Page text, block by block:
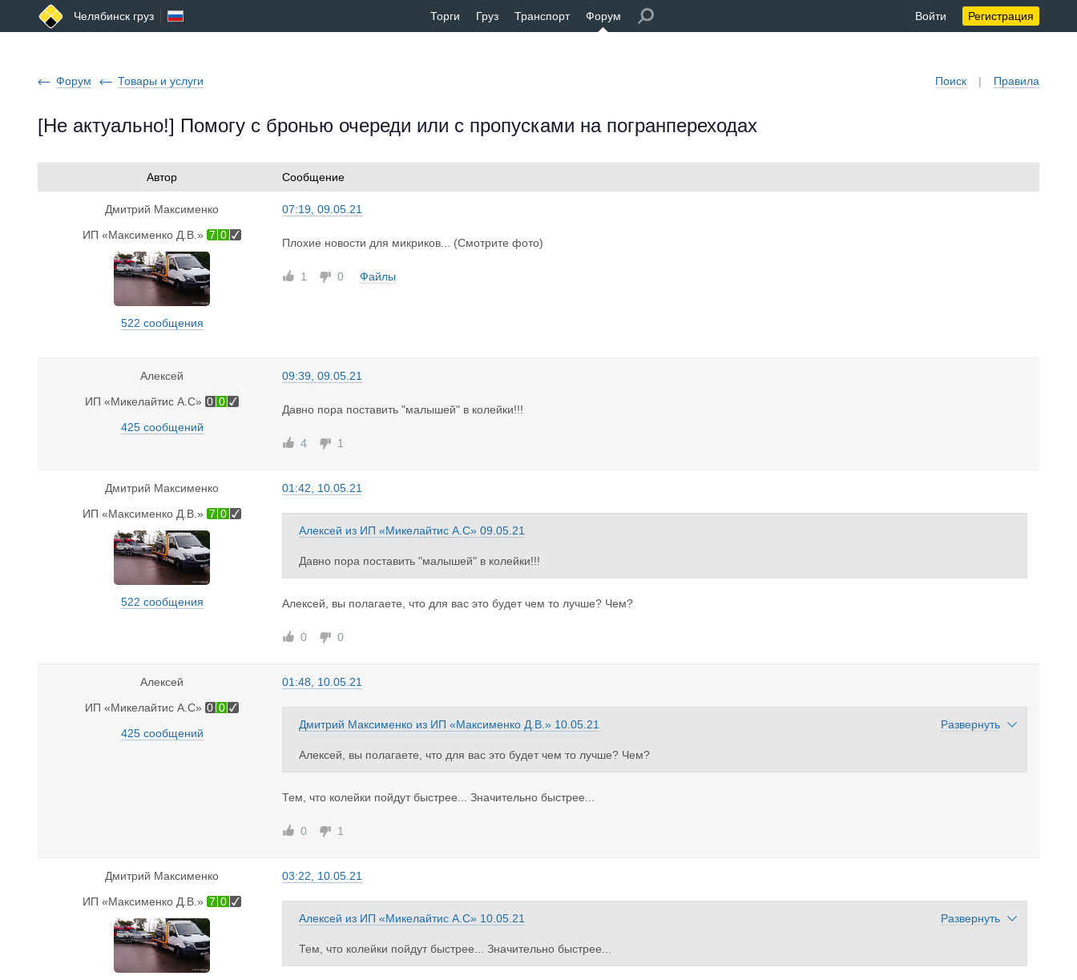
Челябинск груз Торги Груз Транспорт Форум Войти Регистрация
Поиск | Правила
Форум Товары и услуги
[Не актуально!] Помогу с бронью очереди или с пропусками на погранпереходах
Автор Сообщение
Дмитрий Максименко
ИП «Максименко Д.В.» 7 0
522 сообщения
07:19, 09.05.21
Плохие новости для микриков... (Смотрите фото)
1 0 Файлы
Алексей
ИП «Микелайтис А.С» 0 0
425 сообщений
09:39, 09.05.21
Давно пора поставить "малышей" в колейки!!!
4 1
Дмитрий Максименко
ИП «Максименко Д.В.» 7 0
522 сообщения
01:42, 10.05.21
Алексей из ИП «Микелайтис А.С» 09.05.21
Давно пора поставить "малышей" в колейки!!!
Алексей, вы полагаете, что для вас это будет чем то лучше? Чем?
0 0
Алексей
ИП «Микелайтис А.С» 0 0
425 сообщений
01:48, 10.05.21
Дмитрий Максименко из ИП «Максименко Д.В.» 10.05.21 Развернуть
Алексей, вы полагаете, что для вас это будет чем то лучше? Чем?
Тем, что колейки пойдут быстрее... Значительно быстрее...
0 1
Дмитрий Максименко
ИП «Максименко Д.В.» 7 0
03:22, 10.05.21
Алексей из ИП «Микелайтис А.С» 10.05.21 Развернуть
Тем, что колейки пойдут быстрее... Значительно быстрее...